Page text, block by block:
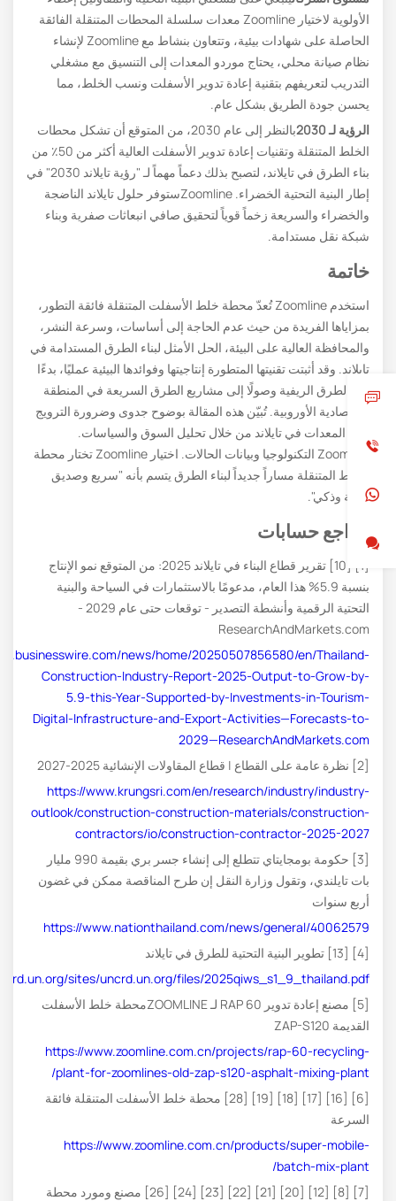
الأولوية لاختيار Zoomline معدات سلسلة المحطات المتنقلة الفائقة
الحاصلة على شهادات بيئية، وتتعاون بنشاط مع Zoomline لإنشاء
نظام صيانة محلي، يحتاج موردو المعدات إلى التنسيق مع مشغلي
التدريب لتعريفهم بتقنية إعادة تدوير الأسفلت ونسب الخلط، مما
يحسن جودة الطريق بشكل عام.
الرؤية لـ 2030
بالنظر إلى عام 2030، من المتوقع أن تشكل محطات
الخلط المتنقلة وتقنيات إعادة تدوير الأسفلت العالية أكثر من 50٪ من
بناء الطرق في تايلاند، لتصبح بذلك دعماً مهماً لـ "رؤية تايلاند 2030" في
إطار البنية التحتية الخضراء. Zoomlineستوفر حلول تايلاند الناضجة
والخضراء والسريعة زخماً قوياً لتحقيق صافي انبعاثات صفرية وبناء
شبكة نقل مستدامة.
خاتمة
استخدم Zoomline تُعدّ محطة خلط الأسفلت المتنقلة فائقة التطور،
بمزاياها الفريدة من حيث عدم الحاجة إلى أساسات، وسرعة النشر،
والمحافظة العالية على البيئة، الحل الأمثل لبناء الطرق المستدامة في
تايلاند. وقد أثبتت تقنيتها المتطورة إنتاجيتها وفوائدها البيئية عمليًا، بدءًا
من الطرق الريفية وصولًا إلى مشاريع الطرق السريعة في المنطقة
الاقتصادية الأوروبية. تُبيّن هذه المقالة بوضوح جدوى وضرورة الترويج
لهذه المعدات في تايلاند من خلال تحليل السوق والسياسات.
Zoomline التكنولوجيا وبيانات الحالات. اختيار Zoomline تختار محطة
الخلط المتنقلة مساراً جديداً لبناء الطرق يتسم بأنه "سريع وصديق
للبيئة وذكي".
مراجع حسابات
[1] [10] تقرير قطاع البناء في تايلاند 2025: من المتوقع نمو الإنتاج
بنسبة 5.9% هذا العام، مدعومًا بالاستثمارات في السياحة والبنية
التحتية الرقمية وأنشطة التصدير - توقعات حتى عام 2029 -
ResearchAndMarkets.com
news/home/20250507856580/en/Thailand-
Construction-Industry-Report-2025-Output-to-Grow-by-
5.9-this-Year-Supported-by-Investments-in-Tourism-
Digital-Infrastructure-and-Export-Activities—Forecasts-to-
2029—ResearchAndMarkets.com
[2] نظرة عامة على القطاع | قطاع المقاولات الإنشائية 2025-2027
https://www.krungsri.com/en/research/industry/industry-
outlook/construction-construction-materials/construction-
contractors/io/construction-contractor-2025-2027
[3] حكومة بومجايتاي تتطلع إلى إنشاء جسر بري بقيمة 990 مليار
بات تايلندي، وتقول وزارة النقل إن طرح المناقصة ممكن في غضون
أربع سنوات
https://www.nationthailand.com/news/general/40062579
[4] [13] تطوير البنية التحتية للطرق في تايلاند
sites/uncrd.un.org/files/2025qiws_s1_9_thailand.pdf
[5] مصنع إعادة تدوير RAP 60 لـ ZOOMLINEمحطة خلط الأسفلت
القديمة ZAP-S120
https://www.zoomline.com.cn/projects/rap-60-recycling-
plant-for-zoomlines-old-zap-s120-asphalt-mixing-plant/
[6] [16] [17] [18] [19] [28] محطة خلط الأسفلت المتنقلة فائقة
السرعة
https://www.zoomline.com.cn/products/super-mobile-
batch-mix-plant/
[7] [8] [12] [20] [21] [22] [23] [24] [26] مصنع ومورد محطة